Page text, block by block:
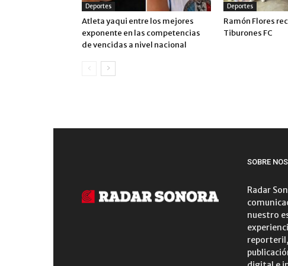
Deportes
Atleta yaqui entre los mejores
exponente en las competencias
de vencidas a nivel nacional
Deportes
Ramón Flores
Tiburones FC
SOBRE
Radar
nuestro